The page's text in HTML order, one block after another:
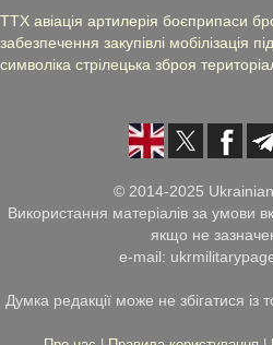
ТТХ авіація артилерія боєприпаси
забезпечення закупівлі мобілізація
символіка стрілецька зброя
© 2014-2025
Використання матеріалів за умови
якщо не
e-mail:
Думка редакції може не збігатися із